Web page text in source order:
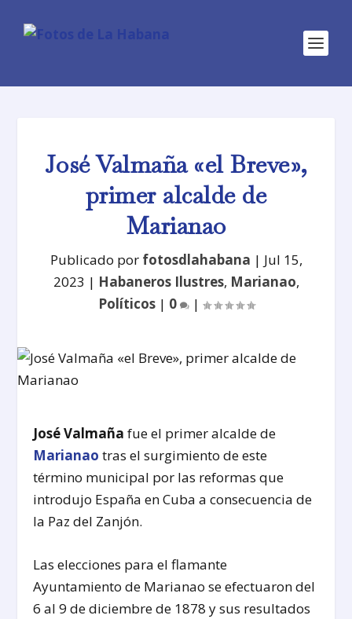
José Valmaña «el Breve»,
primer alcalde de
Marianao
Publicado por fotosdlahabana | Jul 15,
2023 | Habaneros Ilustres, Marianao,
Políticos| 0 |
José Valmaña fue el primer alcalde de
Marianao tras el surgimiento de este
término municipal por las reformas que
introdujo España en Cuba a consecuencia de
la Paz del Zanjón.
Las elecciones para el flamante
Ayuntamiento de Marianao se efectuaron del
6 al 9 de diciembre de 1878 y sus resultados